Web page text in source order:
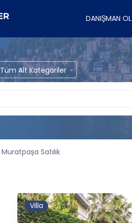
DANIŞMAN OL
Tüm Alt Kategoriler
Muratpaşa Satılık
Villa